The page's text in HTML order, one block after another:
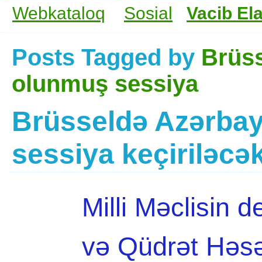
Webkataloq
Sosial Vacib
Posts Tagged by
olunmuş sessiya
Brüsseldə
sessiya
Milli Məclisin
və Qüdrət